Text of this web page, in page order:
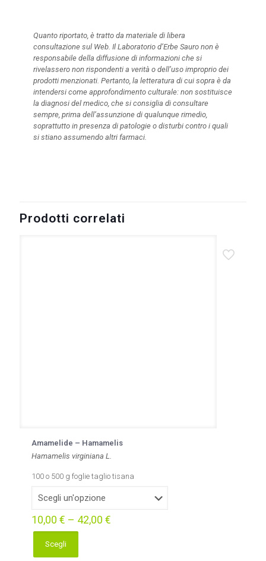
Quanto riportato, è tratto da materiale di libera
consultazione sul Web. Il Laboratorio d’Erbe Sauro non è
responsabile della diffusione di informazioni che si
rivelassero non rispondenti a verità o dell’uso improprio dei
prodotti menzionati. Pertanto, la letteratura di cui sopra è da
intendersi come approfondimento culturale: non sostituisce
la diagnosi del medico, che si consiglia di consultare
sempre, prima dell’assunzione di qualunque rimedio,
soprattutto in presenza di patologie o disturbi contro i quali
si stiano assumendo altri farmaci.
Prodotti correlati
Amamelide – Hamamelis
Hamamelis virginiana L.
100 o 500 g foglie taglio tisana
10,00 € – 42,00 €
Scegli
Questo